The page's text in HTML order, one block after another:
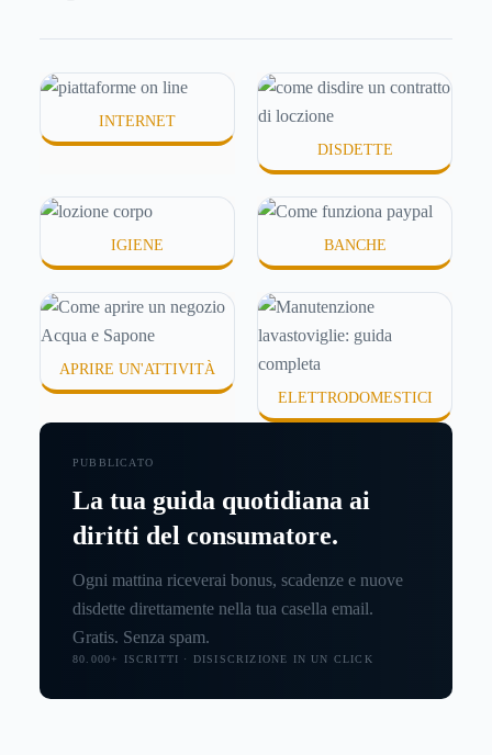
o difficili da assorbire.
INTERNET
DISDETTE
IGIENE BANCHE
APRIRE UN'ATTIVITÀ
ELETTRODOMESTICI
PUBBLICATO
La tua guida quotidiana ai
diritti del consumatore.
Ogni mattina riceverai bonus, scadenze e nuove
disdette direttamente nella tua casella email.
Gratis. Senza spam.
80.000+ ISCRITTI · DISISCRIZIONE IN UN CLICK